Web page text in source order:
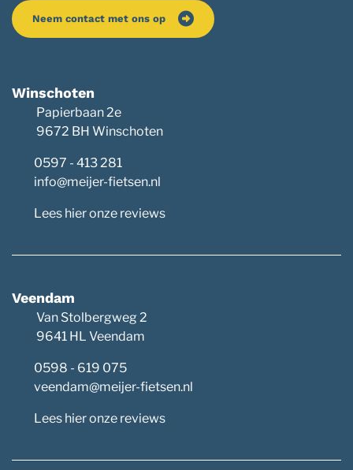
Neem contact met ons op
Winschoten
Papierbaan 2e
9672 BH Winschoten
0597 - 413 281
info@meijer-fietsen.nl
Lees hier onze reviews
Veendam
Van Stolbergweg 2
9641 HL Veendam
0598 - 619 075
veendam@meijer-fietsen.nl
Lees hier onze reviews